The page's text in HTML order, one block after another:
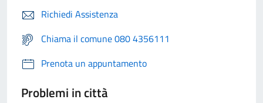
Richiedi Assistenza
Chiama il comune 080 4356111
Prenota un appuntamento
Problemi in città